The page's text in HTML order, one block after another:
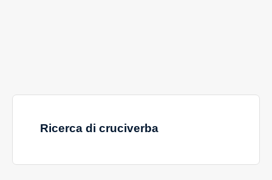
Ricerca di cruciverba